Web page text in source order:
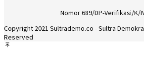
Nomor 689/DP-Verifikasi/K/
Copyright 2021 Sultrademo.co - Sultra
Reserved